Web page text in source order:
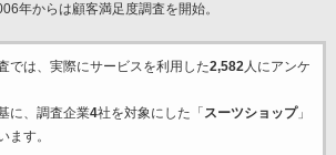
年からは顧客満足度調査を開始。
では、実際にサービスを利用した2,582人にアンケ
に、調査企業4社を対象にした「 スーツショップ」
ます。